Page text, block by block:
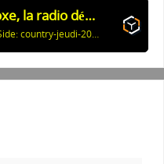
Equinoxe, la radio découverte
Country Side: country-jeudi-20260806 59405